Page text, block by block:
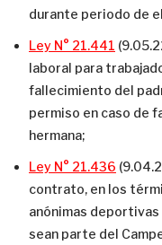
durante periodo de
Ley N° 21.441
laboral para
fallecimiento del
permiso en caso de
hermana;
Ley N° 21.436
contrato, en los
anónimas
sean parte del